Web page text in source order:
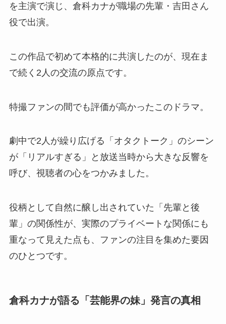
を主演で演じ、倉科カナが職場の先輩・吉田さん
役で出演。
この作品で初めて本格的に共演したのが、現在ま
で続く2人の交流の原点です。
特撮ファンの間でも評価が高かったこのドラマ。
劇中で2人が繰り広げる「オタクトーク」のシーン
が「リアルすぎる」と放送当時から大きな反響を
呼び、視聴者の心をつかみました。
役柄として自然に醸し出されていた「先輩と後
輩」の関係性が、実際のプライベートな関係にも
重なって見えた点も、ファンの注目を集めた要因
のひとつです。
倉科カナが語る「芸能界の妹」発言の真相